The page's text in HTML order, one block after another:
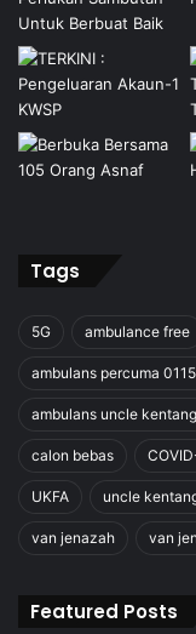
Tags
5G ambulance free
ambulans percuma
ambulans uncle kentang
calon bebas
UKFA uncle
van jenazah van
Featured Posts